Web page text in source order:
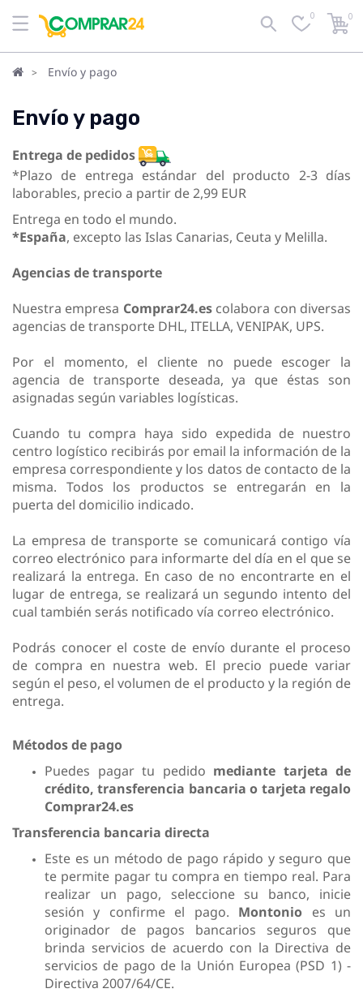
0 0
Envío y pago
Envío y pago
Entrega de pedidos
*Plazo de entrega estándar del producto 2-3 días
laborables, precio a partir de 2,99 EUR
Entrega en todo el mundo.
*España, excepto las Islas Canarias, Ceuta y Melilla.
Agencias de transporte
Nuestra empresa Comprar24.escolabora con diversas
agencias de transporte DHL, ITELLA, VENIPAK, UPS.
Por el momento, el cliente no puede escoger la
agencia de transporte deseada, ya que éstas son
asignadas según variables logísticas.
Cuando tu compra haya sido expedida de nuestro
centro logístico recibirás por email la información de la
empresa correspondiente y los datos de contacto de la
misma. Todos los productos se entregarán en la
puerta del domicilio indicado.
La empresa de transporte se comunicará contigo vía
correo electrónico para informarte del día en el que se
realizará la entrega. En caso de no encontrarte en el
lugar de entrega, se realizará un segundo intento del
cual también serás notificado vía correo electrónico.
Podrás conocer el coste de envío durante el proceso
de compra en nuestra web. El precio puede variar
según el peso, el volumen de el producto y la región de
entrega.
Métodos de pago
Puedes pagar tu pedido mediante tarjeta de
crédito, transferencia bancaria o tarjeta regalo
Comprar24.es
Transferencia bancaria directa
Este es un método de pago rápido y seguro que
te permite pagar tu compra en tiempo real. Para
realizar un pago, seleccione su banco, inicie
sesión y confirme el pago. Montonio es un
originador de pagos bancarios seguros que
brinda servicios de acuerdo con la Directiva de
servicios de pago de la Unión Europea (PSD 1) -
Directiva 2007/64/CE.